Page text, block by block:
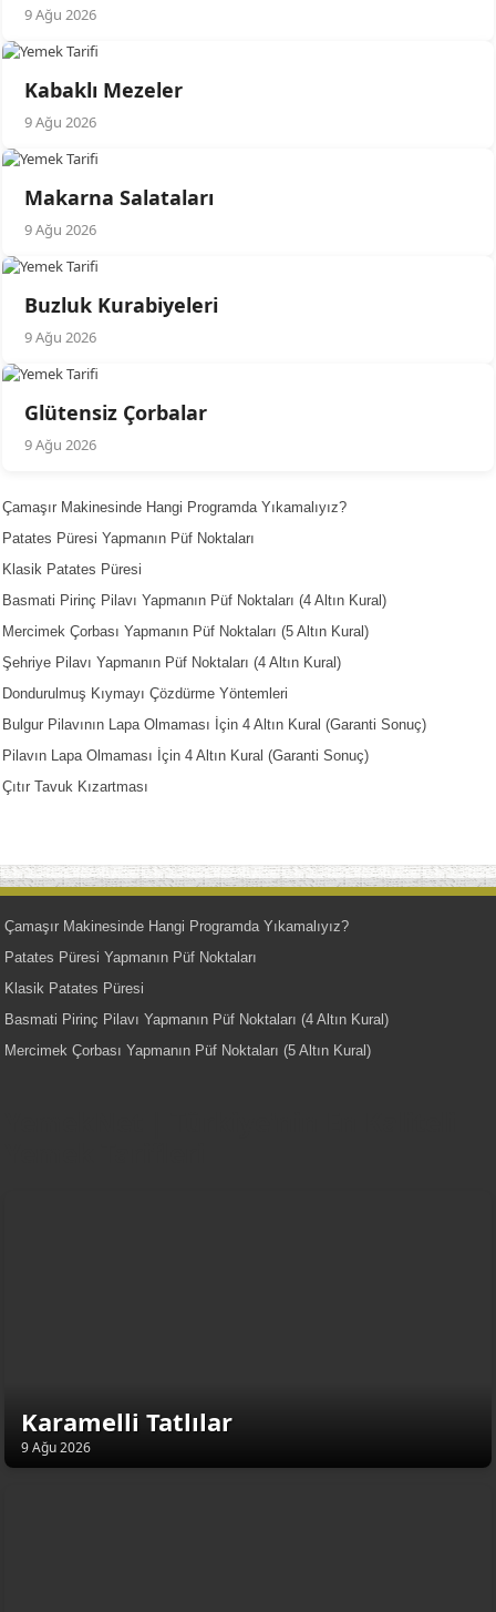
9 Ağu 2026
Kabaklı Mezeler
9 Ağu 2026
Makarna Salataları
9 Ağu 2026
Buzluk Kurabiyeleri
9 Ağu 2026
Glütensiz Çorbalar
9 Ağu 2026
Çamaşır Makinesinde Hangi Programda Yıkamalıyız?
Patates Püresi Yapmanın Püf Noktaları
Klasik Patates Püresi
Basmati Pirinç Pilavı Yapmanın Püf Noktaları (4 Altın Kural)
Mercimek Çorbası Yapmanın Püf Noktaları (5 Altın Kural)
Şehriye Pilavı Yapmanın Püf Noktaları (4 Altın Kural)
Dondurulmuş Kıymayı Çözdürme Yöntemleri
Bulgur Pilavının Lapa Olmaması İçin 4 Altın Kural (Garanti Sonuç)
Pilavın Lapa Olmaması İçin 4 Altın Kural (Garanti Sonuç)
Çıtır Tavuk Kızartması
Çamaşır Makinesinde Hangi Programda Yıkamalıyız?
Patates Püresi Yapmanın Püf Noktaları
Klasik Patates Püresi
Basmati Pirinç Pilavı Yapmanın Püf Noktaları (4 Altın Kural)
Mercimek Çorbası Yapmanın Püf Noktaları (5 Altın Kural)
Karamelli Tatlılar
9 Ağu 2026